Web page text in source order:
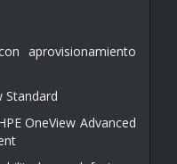
aprovisionamiento
Standard
OneView Advanced